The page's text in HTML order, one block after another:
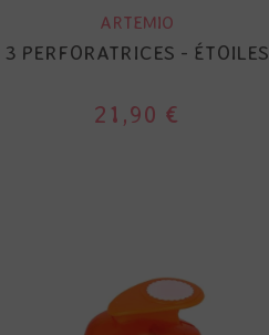
ARTEMIO
3 PERFORATRICES - ÉTOILES
21,90 €